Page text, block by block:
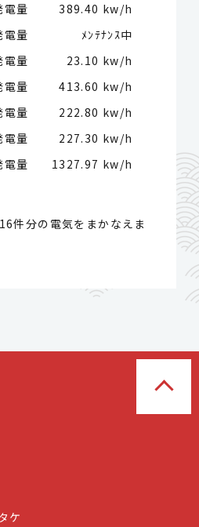
量
389.40 kw/h
量
ﾒﾝﾃﾅﾝｽ中
量
23.10 kw/h
量
413.60 kw/h
量
222.80 kw/h
量
227.30 kw/h
量
1327.97 kw/h
件分の電気をまかなえま
ケ